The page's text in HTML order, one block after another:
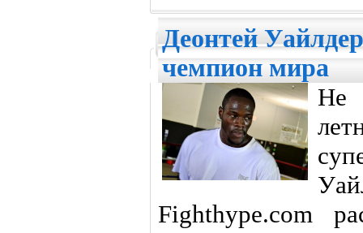
Деонтей
чемпион мира
Не
Fighthype.com